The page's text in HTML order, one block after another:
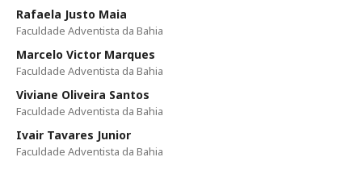
Rafaela Justo Maia
Faculdade Adventista da Bahia
Marcelo Victor Marques
Faculdade Adventista da Bahia
Viviane Oliveira Santos
Faculdade Adventista da Bahia
Ivair Tavares Junior
Faculdade Adventista da Bahia